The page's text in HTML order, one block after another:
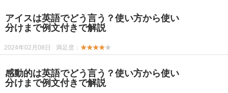
アイスは英語でどう言う？使い方から使い
分けまで例文付きで解説
2024年02月08日 満足度： ★★★★★
感動的は英語でどう言う？使い方から使い
分けまで例文付きで解説